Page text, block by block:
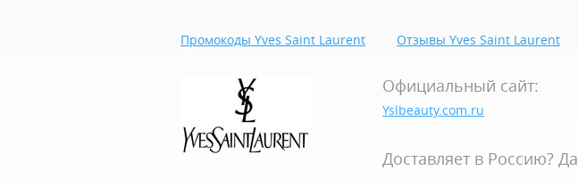
Промокоды Yves Saint Laurent Отзывы Yves Saint Laurent
Официальный сайт:
Yslbeauty.com.ru
Доставляет в Россию? Да